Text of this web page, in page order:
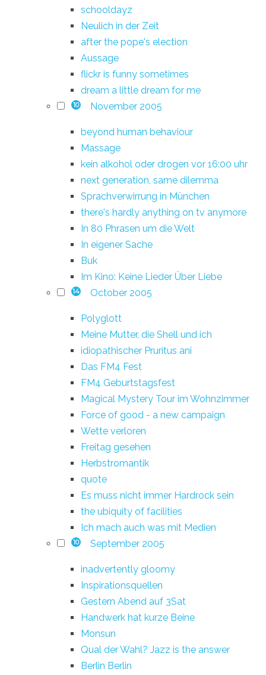
schooldayz
Neulich in der Zeit
after the pope's election
Aussage
flickr is funny sometimes
dream a little dream for me
10 November 2005
beyond human behaviour
Massage
kein alkohol oder drogen vor 16:00 uhr
next generation, same dilemma
Sprachverwirrung in München
there's hardly anything on tv anymore
In 80 Phrasen um die Welt
In eigener Sache
Buk
Im Kino: Keine Lieder Über Liebe
14 October 2005
Polyglott
Meine Mutter, die Shell und ich
idiopathischer Pruritus ani
Das FM4 Fest
FM4 Geburtstagsfest
Magical Mystery Tour im Wohnzimmer
Force of good - a new campaign
Wette verloren
Freitag gesehen
Herbstromantik
quote
Es muss nicht immer Hardrock sein
the ubiquity of facilities
Ich mach auch was mit Medien
10 September 2005
inadvertently gloomy
Inspirationsquellen
Gestern Abend auf 3Sat
Handwerk hat kurze Beine
Monsun
Qual der Wahl? Jazz is the answer
Berlin Berlin